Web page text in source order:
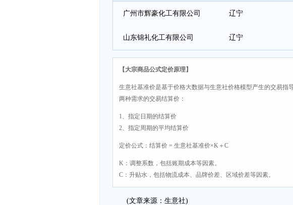
广州市辉豪化工有限公司 辽宁
山东锦礼化工有限公司 辽宁
【大宗商品公式定价原理】
生意社基准价是基于价格大数据与生意社价格模型产生的交易指
两种需求的交易结算价：
1、指定日期的结算价
2、指定周期的平均结算价
定价公式：结算价 = 生意社基准价×K＋C
K：调整系数，包括账期成本等因素。
C：升贴水，包括物流成本、品牌价差、区域价差等因素。
(文章来源：生意社)